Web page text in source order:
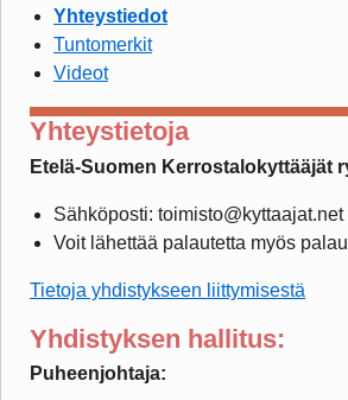
Yhteystiedot
Tuntomerkit
Videot
Yhteystietoja
Etelä-Suomen Kerrostalokyttääjät
Sähköposti: toimisto@kyttaajat.net
Voit lähettää palautetta myös
Tietoja yhdistykseen liittymisestä
Yhdistyksen hallitus:
Puheenjohtaja: